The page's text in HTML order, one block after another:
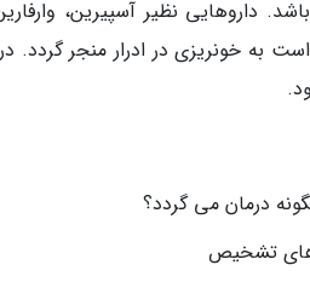
داروهایی نظیر آسپیرین،
به خونریزی در ادرار منجر گردد.
درمان می گردد؟
های تشخیص